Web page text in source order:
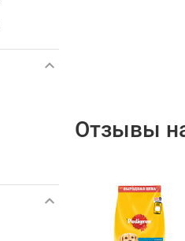
Отзывы